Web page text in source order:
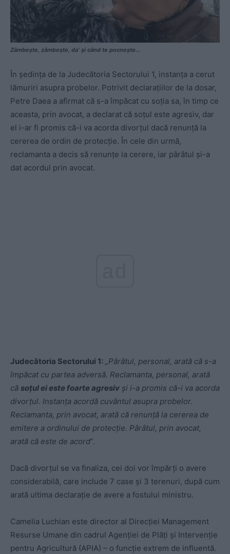
Zâmbește, zâmbește, da’ și când te pocnește…
În ședința de la Judecătoria Sectorului 1, instanța a cerut
lămuriri asupra probelor. Potrivit declarațiilor de la dosar,
Petre Daea a afirmat că s-a împăcat cu soția sa, în timp ce
aceasta, prin avocat, a declarat că soțul este agresiv, dar
el i-ar fi promis că-i va acorda divorțul dacă renunță la
cererea de ordin de protecție. În cele din urmă,
reclamanta a decis să renunțe la cerere, iar pârâtul și-a
dat acordul prin avocat.
Judecătoria Sectorului 1: „Pârâtul, personal, arată că s-a
împăcat cu partea adversă. Reclamanta, personal, arată
că soțul ei este foarte agresiv şi i-a promis că-i va acorda
divorţul. Instanţa acordă cuvântul asupra probelor.
Reclamanta, prin avocat, arată că renunţă la cererea de
emitere a ordinului de protecție. Pârâtul, prin avocat,
arată că este de acord”.
Dacă divorțul se va finaliza, cei doi vor împărți o avere
considerabilă, care include 7 case și 3 terenuri, după cum
arată ultima declarație de avere a fostului ministru.
Camelia Luchian este director al Direcției Management
Resurse Umane din cadrul Agenției de Plăți și Intervenție
pentru Agricultură (APIA) – o funcție extrem de influentă.